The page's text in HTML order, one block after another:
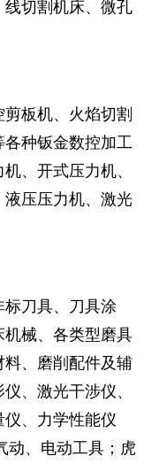
切割机床、微孔
板机、火焰切割
种钣金数控加工
、开式压力机、
压压力机、激光
刀具、刀具涂
械、各类型磨具
料、磨削配件及辅
、激光干涉仪、
、力学性能仪
动、电动工具；虎